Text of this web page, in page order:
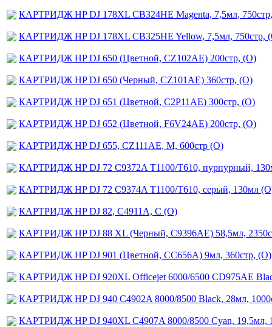
КАРТРИДЖ HP DJ 178XL CB324HE Magenta, 7,5мл,
КАРТРИДЖ HP DJ 178XL CB325HE Yellow, 7,5мл, 750стр,
КАРТРИДЖ HP DJ 650 (Цветной, CZ102AE) 200стр, (O)
КАРТРИДЖ HP DJ 650 (Черный, CZ101AE) 360стр, (O)
КАРТРИДЖ HP DJ 651 (Цветной, C2P11AE) 300стр, (O)
КАРТРИДЖ HP DJ 652 (Цветной, F6V24AE) 200стр, (O)
КАРТРИДЖ HP DJ 655, CZ111AE, M, 600стр (О)
КАРТРИДЖ HP DJ 72 C9372A T1100/T610, пурпурный,
КАРТРИДЖ HP DJ 72 C9374A T1100/T610, серый, 130мл
КАРТРИДЖ HP DJ 82, C4911A, С (О)
КАРТРИДЖ HP DJ 88 XL (Черный, C9396AE) 58,5мл,
КАРТРИДЖ HP DJ 901 (Цветной, CC656A) 9мл, 360стр, (О)
КАРТРИДЖ HP DJ 920XL Officejet 6000/6500 CD975AE
КАРТРИДЖ HP DJ 940 C4902A 8000/8500 Black, 28мл,
КАРТРИДЖ HP DJ 940XL C4907A 8000/8500 Cyan, 19,5мл,